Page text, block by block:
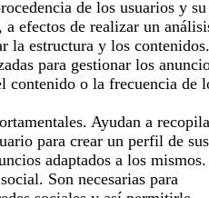
de los usuarios y su
efectos de realizar un
la estructura y los contenidos.
para gestionar los
contenido o la frecuencia de
Ayudan a
para crear un perfil de sus
adaptados a los mismos.
Son necesarias para